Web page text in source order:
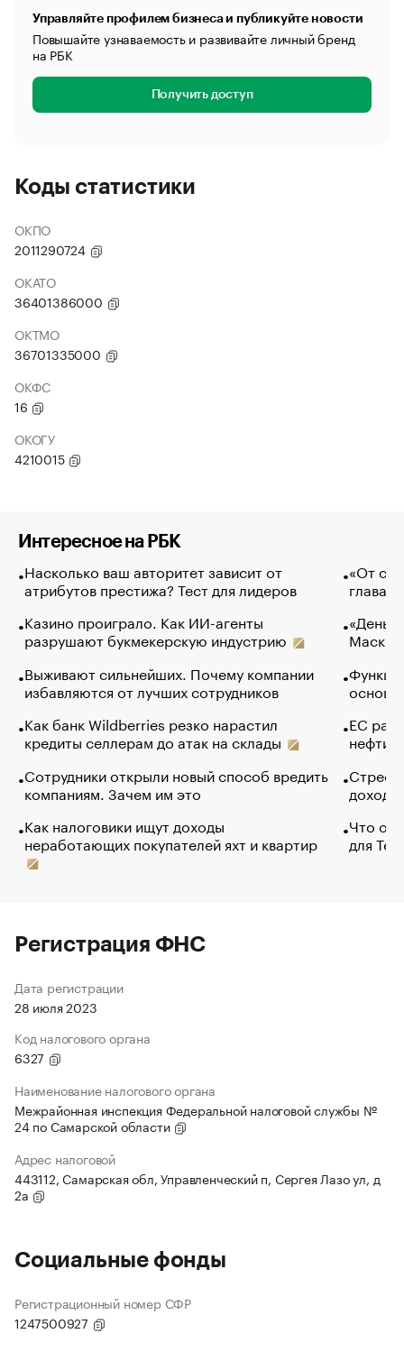
Управляйте профилем бизнеса и публикуйте новости
Повышайте узнаваемость и развивайте личный бренд
на РБК
Получить доступ
Коды статистики
ОКПО
2011290724
ОКАТО
36401386000
ОКТМО
36701335000
ОКФС
16
ОКОГУ
4210015
Интересное на РБК
Насколько ваш авторитет зависит от
атрибутов престижа? Тест для лидеров
Казино проиграло. Как ИИ-агенты
разрушают букмекерскую индустрию
Выживают сильнейших. Почему компании
избавляются от лучших сотрудников
Как банк Wildberries резко нарастил
кредиты селлерам до атак на склады
Сотрудники открыли новый способ вредить
компаниям. Зачем им это
Как налоговики ищут доходы
неработающих покупателей яхт и квартир
«От
глава
Маск в
основ
ЕС
нефти
Что
для
Регистрация ФНС
Дата регистрации
28 июля 2023
Код налогового органа
6327
Наименование налогового органа
Межрайонная инспекция Федеральной налоговой службы №
24 по Самарской области
Адрес налоговой
443112, Самарская обл, Управленческий п, Сергея Лазо ул, д
2а
Социальные фонды
Регистрационный номер СФР
1247500927